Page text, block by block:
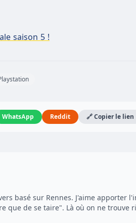
saison 5 !
WhatsApp Reddit 🔗 Copier le lien
basé sur Rennes. J'aime
que de se taire". Là où on ne